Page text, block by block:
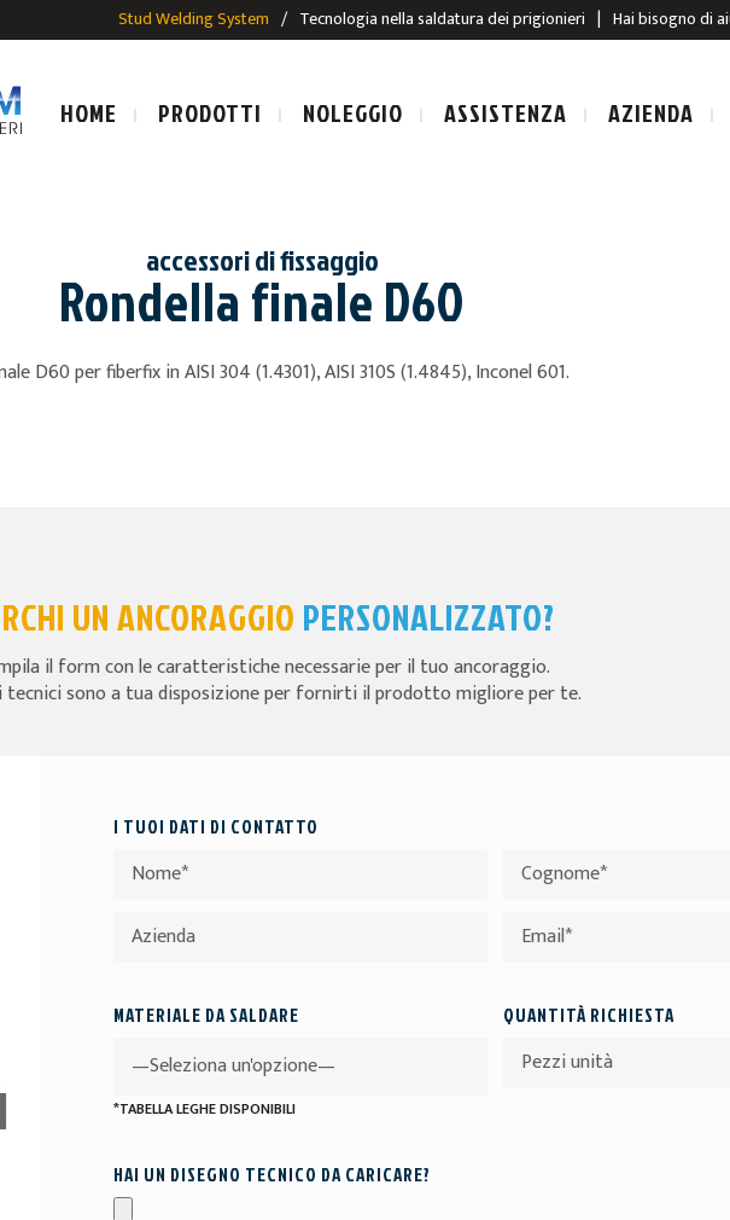
Stud Welding System / Tecnologia nella saldatura dei prigionieri | Hai bisogno di
HOME PRODOTTI
AD ARCO
PRIGIONIERI PER SALDATURA A SCARICA
NOLEGGIO ASSISTENZA AZIENDA
accessori di fissaggio
Rondella finale D60
D60 per fiberfix in AISI 304 (1.4301), AISI 310S (1.4845), Inconel 601.
UN ANCORAGGIO PERSONALIZZATO?
il form con le caratteristiche necessarie per il tuo ancoraggio.
tecnici sono a tua disposizione per fornirti il prodotto migliore per te.
I TUOI DATI DI CONTATTO
MATERIALE DA SALDARE
*TABELLA LEGHE DISPONIBILI
QUANTITÀ RICHIESTA
HAI UN DISEGNO TECNICO DA CARICARE?